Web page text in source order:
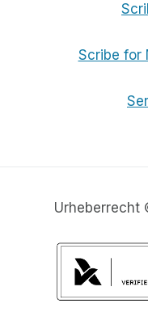
Scribe for
Urheberrecht